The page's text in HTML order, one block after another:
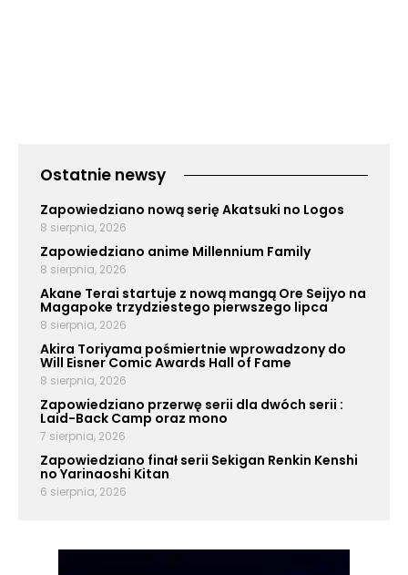
Ostatnie newsy
Zapowiedziano nową serię Akatsuki no Logos
8 sierpnia, 2026
Zapowiedziano anime Millennium Family
8 sierpnia, 2026
Akane Terai startuje z nową mangą Ore Seijyo na
Magapoke trzydziestego pierwszego lipca
8 sierpnia, 2026
Akira Toriyama pośmiertnie wprowadzony do
Will Eisner Comic Awards Hall of Fame
8 sierpnia, 2026
Zapowiedziano przerwę serii dla dwóch serii :
Laid-Back Camp oraz mono
7 sierpnia, 2026
Zapowiedziano finał serii Sekigan Renkin Kenshi
no Yarinaoshi Kitan
6 sierpnia, 2026